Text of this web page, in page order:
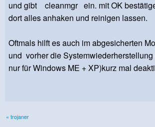
und gibt cleanmgr ein. mit OK
dort alles anhaken und reinigen lassen.
Oftmals hilft es auch im abgesicherten
und vorher die
nur für Windows ME + XP)kurz mal
« trojaner